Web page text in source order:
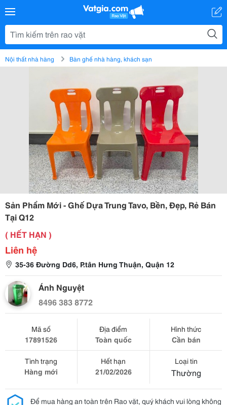
Nội thất nhà hàng Bàn ghế nhà hàng, khách sạn
Sản Phẩm Mới - Ghế Dựa Trung Tavo, Bền, Đẹp, Rẻ Bán
Tại Q12
( HẾT HẠN )
Liên hệ
35-36 Đường Dd6, P.tân Hưng Thuận, Quận 12
Ánh Nguyệt
8496 383 8772
Mã số
17891526
Địa điểm
Toàn quốc
Hình thức
Cần bán
Tình trạng
Hàng mới
Hết hạn
21/02/2026
Loại tin
Thường
Để mua hàng an toàn trên Rao vặt, quý khách vui lòng không